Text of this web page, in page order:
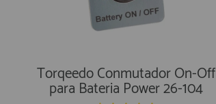
Torqeedo Conmutador On-Off
para Bateria Power 26-104